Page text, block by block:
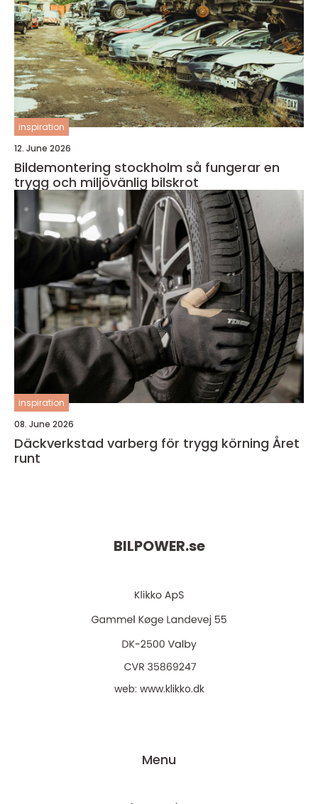
inspiration
12. June 2026
Bildemontering stockholm så fungerar en
trygg och miljövänlig bilskrot
inspiration
08. June 2026
Däckverkstad varberg för trygg körning Året
runt
BILPOWER.se
web: www.klikko.dk
Menu